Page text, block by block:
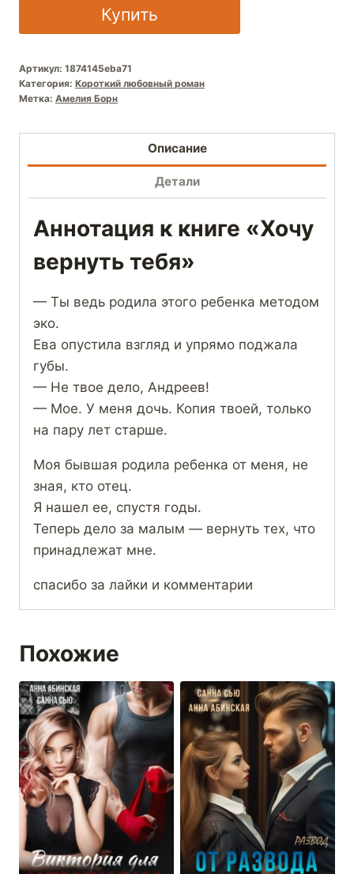
Купить
Артикул: 1874145eba71
Категория: Короткий любовный роман
Метка: Амелия Борн
Описание
Детали
Аннотация к книге «Хочу
вернуть тебя»
— Ты ведь родила этого ребенка методом
эко.
Ева опустила взгляд и упрямо поджала
губы.
— Не твое дело, Андреев!
— Мое. У меня дочь. Копия твоей, только
на пару лет старше.
Моя бывшая родила ребенка от меня, не
зная, кто отец.
Я нашел ее, спустя годы.
Теперь дело за малым — вернуть тех, что
принадлежат мне.
спасибо за лайки и комментарии
Похожие